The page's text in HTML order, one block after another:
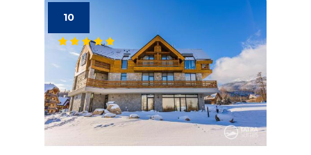
10